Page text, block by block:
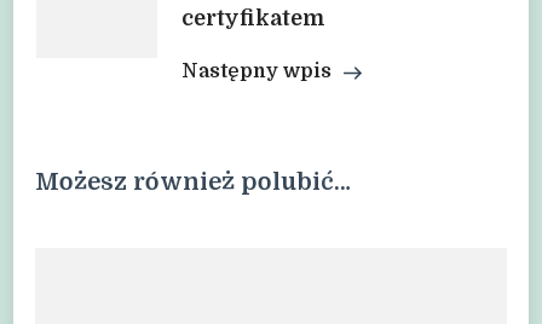
certyfikatem
Następny wpis
Możesz również polubić…